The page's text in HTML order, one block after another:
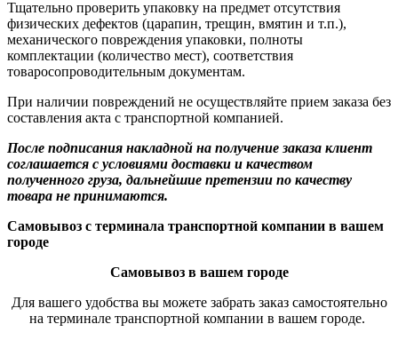
Тщательно проверить упаковку на предмет отсутствия
физических дефектов (царапин, трещин, вмятин и т.п.),
механического повреждения упаковки, полноты
комплектации (количество мест), соответствия
товаросопроводительным документам.
При наличии повреждений не осуществляйте прием заказа без
составления акта с транспортной компанией.
После подписания накладной на получение заказа клиент
соглашается с условиями доставки и качеством
полученного груза, дальнейшие претензии по качеству
товара не принимаются.
Самовывоз с терминала транспортной компании в вашем
городе
Самовывоз в вашем городе
Для вашего удобства вы можете забрать заказ самостоятельно
на терминале транспортной компании в вашем городе.